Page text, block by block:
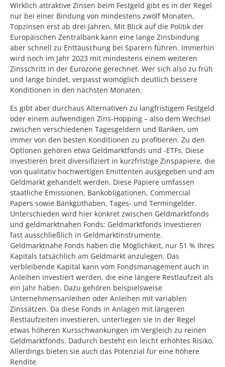
Wirklich attraktive Zinsen beim Festgeld gibt es in der Regel
nur bei einer Bindung von mindestens zwölf Monaten,
Topzinsen erst ab drei Jahren. Mit Blick auf die Politik der
Europäischen Zentralbank kann eine lange Zinsbindung
aber schnell zu Enttäuschung bei Sparern führen. Immerhin
wird noch im Jahr 2023 mit mindestens einem weiteren
Zinsschritt in der Eurozone gerechnet. Wer sich also zu früh
und lange bindet, verpasst womöglich deutlich bessere
Konditionen in den nächsten Monaten.
Es gibt aber durchaus Alternativen zu langfristigem Festgeld
oder einem aufwendigen Zins-Hopping – also dem Wechsel
zwischen verschiedenen Tagesgeldern und Banken, um
immer von den besten Konditionen zu profitieren. Zu den
Optionen gehören etwa Geldmarktfonds und -ETFs. Diese
investieren breit diversifiziert in kurzfristige Zinspapiere, die
von qualitativ hochwertigen Emittenten ausgegeben und am
Geldmarkt gehandelt werden. Diese Papiere umfassen
staatliche Emissionen, Bankobligationen, Commercial
Papers sowie Bankguthaben, Tages- und Termingelder.
Unterschieden wird hier konkret zwischen Geldmarktfonds
und geldmarktnahen Fonds: Geldmarktfonds investieren
fast ausschließlich in Geldmarktinstrumente.
Geldmarktnahe Fonds haben die Möglichkeit, nur 51 % Ihres
Kapitals tatsächlich am Geldmarkt anzulegen. Das
verbleibende Kapital kann vom Fondsmanagement auch in
Anleihen investiert werden, die eine längere Restlaufzeit als
ein Jahr haben. Dazu gehören beispielsweise
Unternehmensanleihen oder Anleihen mit variablen
Zinssätzen. Da diese Fonds in Anlagen mit längeren
Restlaufzeiten investieren, unterliegen sie in der Regel
etwas höheren Kursschwankungen im Vergleich zu reinen
Geldmarktfonds. Dadurch besteht ein leicht erhöhtes Risiko.
Allerdings bieten sie auch das Potenzial für eine höhere
Rendite.